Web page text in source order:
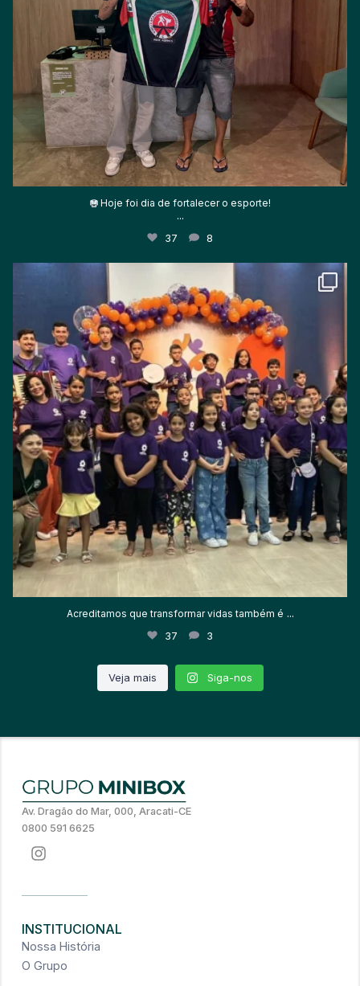
Hoje foi dia de fortalecer o esporte!
...
37 8
Acreditamos que transformar vidas também é
37 3
Acreditamos que transformar vidas também é ...
37 3
Veja mais Siga-nos
Av. Dragão do Mar, 000, Aracati-CE
0800 591 6625
INSTITUCIONAL
Nossa História
O Grupo